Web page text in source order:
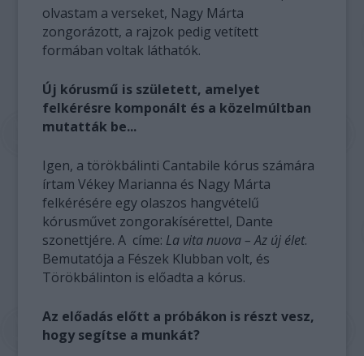
olvastam a verseket, Nagy Márta
zongorázott, a rajzok pedig vetített
formában voltak láthatók.
Új kórusmű is született, amelyet
felkérésre komponált és a közelmúltban
mutatták be...
Igen, a törökbálinti Cantabile kórus számára
írtam Vékey Marianna és Nagy Márta
felkérésére egy olaszos hangvételű
kórusművet zongorakísérettel, Dante
szonettjére. A címe: La vita nuova – Az új élet.
Bemutatója a Fészek Klubban volt, és
Törökbálinton is előadta a kórus.
Az előadás előtt a próbákon is részt vesz,
hogy segítse a munkát?